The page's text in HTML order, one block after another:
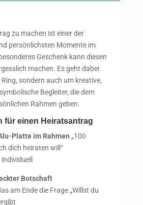
zu machen ist einer der
persönlichsten Momente im
Geschenk kann diesen
machen. Es geht dabei
sondern auch um kreative,
Begleiter, die dem
Rahmen geben.
für einen Heiratsantrag
Platte im Rahmen „100
dich heiraten will“
Botschaft
am Ende die Frage „Willst du